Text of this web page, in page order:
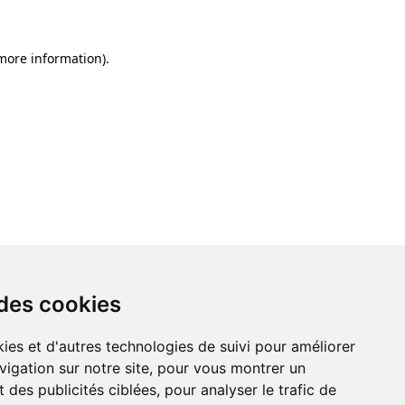
cookies
et d'autres technologies de suivi pour améliorer
sur notre site, pour vous montrer un
des publicités ciblées, pour analyser le trafic de
information).